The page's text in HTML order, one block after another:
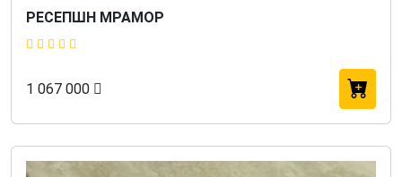
РЕСЕПШН МРАМОР
1 067 000